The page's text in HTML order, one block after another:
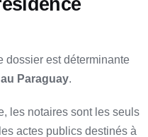
dossier est déterminante
Paraguay.
les notaires sont les seuls
actes publics destinés à